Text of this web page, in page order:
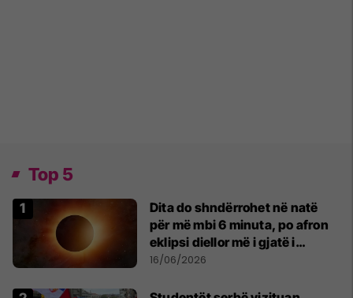
Top 5
Dita do shndërrohet në natë
për më mbi 6 minuta, po afron
eklipsi diellor më i gjatë i
shekullit të 21-të
16/06/2026